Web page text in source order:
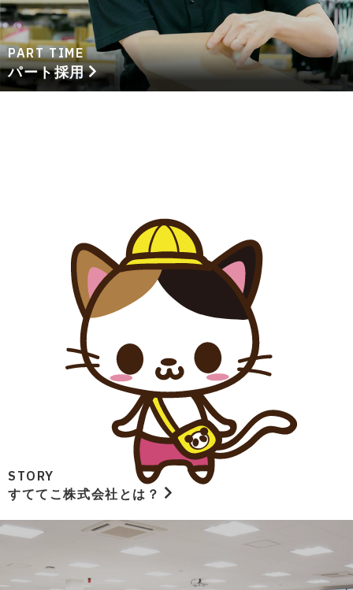
PART TIME
パート採用
STORY
すててこ株式会社とは？